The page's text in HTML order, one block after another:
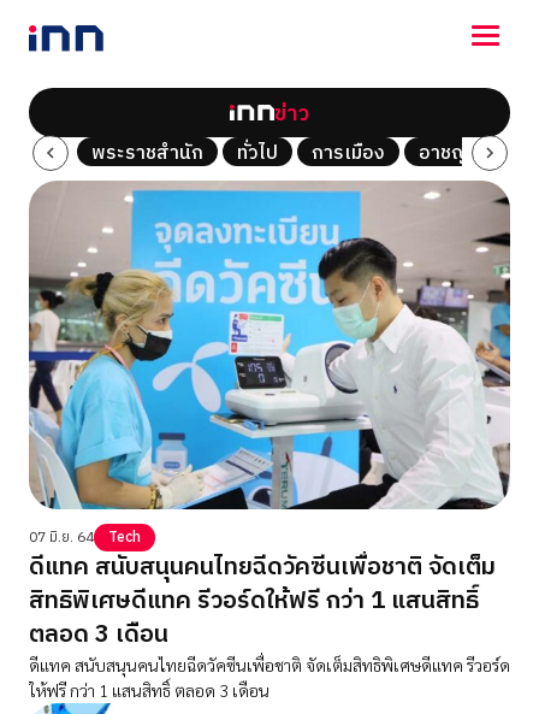
NEWS
ENTERTAINMENT
LIFESTYLE
HOROSCOPE
LOTTERY
VIDEO
ร่วมด้วยช่วยกัน
ข่าว
Tech พระราชสำนัก ทั่วไป การเมือง อาชญากรรม
07 มิ.ย. 64 Tech
ดีแทค สนับสนุนคนไทยฉีดวัคซีนเพื่อชาติ จัดเต็ม
สิทธิพิเศษดีแทค รีวอร์ดให้ฟรี กว่า 1 แสนสิทธิ์
ตลอด 3 เดือน
ดีแทค สนับสนุนคนไทยฉีดวัคซีนเพื่อชาติ จัดเต็มสิทธิพิเศษดีแทค รีวอร์ด
ให้ฟรี กว่า 1 แสนสิทธิ์ ตลอด 3 เดือน